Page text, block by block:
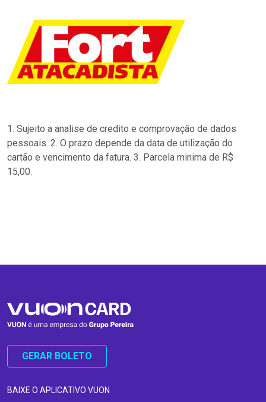
1. Sujeito a analise de credito e comprovação de dados
pessoais. 2. O prazo depende da data de utilização do
cartão e vencimento da fatura. 3. Parcela minima de R$
15,00.
GERAR BOLETO
BAIXE O APLICATIVO VUON